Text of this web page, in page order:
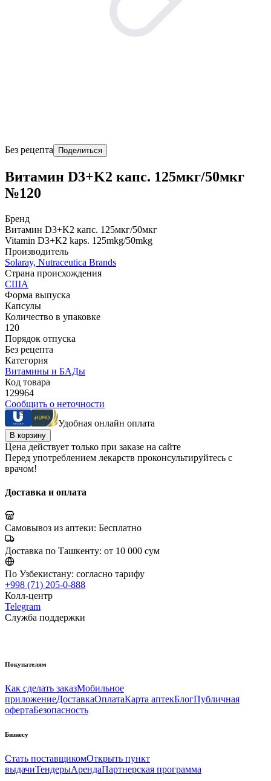
Без рецепта Поделиться
Витамин D3+K2 капс. 125мкг/50мкг
№120
Бренд
Витамин D3+K2 капс. 125мкг/50мкг
Vitamin D3+K2 kaps. 125mkg/50mkg
Производитель
Solaray, Nutraceutica Brands
Страна происхождения
США
Форма выпуска
Капсулы
Количество в упаковке
120
Порядок отпуска
Без рецепта
Категория
Витамины и БАДы
Код товара
129964
Сообщить о неточности
Удобная онлайн оплата
В корзину
Цена действует только при заказе на сайте
Перед употреблением лекарств проконсультируйтесь с
врачом!
Доставка и оплата
Самовывоз из аптеки: Бесплатно
Доставка по Ташкенту: от 10 000 сум
По Узбекистану: согласно тарифу
+998 (71) 205-0-888
Колл-центр
Telegram
Служба поддержки
Покупателям
Как сделать заказМобильное
приложениеДоставкаОплатаКарта аптекБлогПубличная
офертаБезопасность
Бизнесу
Стать поставщикомОткрыть пункт
выдачиТендерыАрендаПартнерская программа